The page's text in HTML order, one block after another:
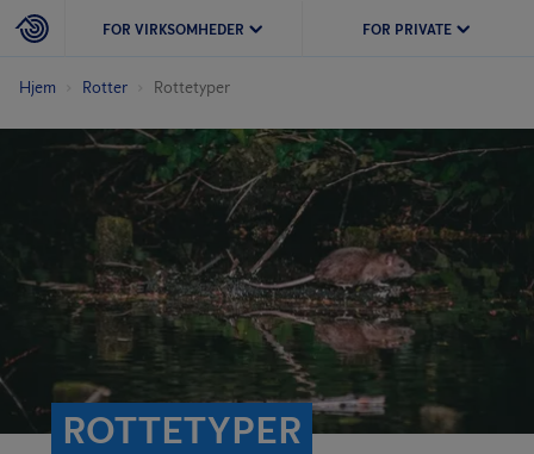
FOR VIRKSOMHEDER FOR PRIVATE
Hjem Rotter Rottetyper
ROTTETYPER